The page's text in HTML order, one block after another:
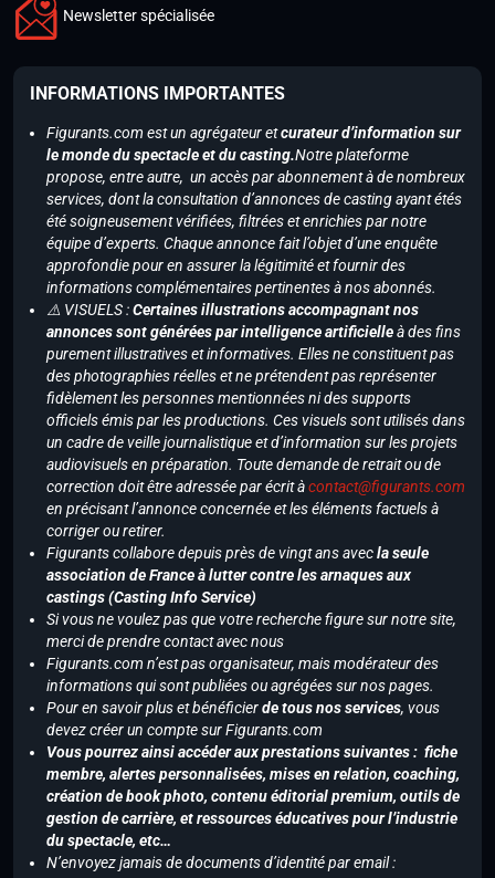
Newsletter spécialisée
INFORMATIONS IMPORTANTES
Figurants.com est un agrégateur etcurateur d’information sur
le monde du spectacle et du casting.Notre plateforme
propose, entre autre, un accès par abonnement à de nombreux
services, dont la consultation d’annonces de casting ayant étés
été soigneusement vérifiées, filtrées et enrichies par notre
équipe d’experts. Chaque annonce fait l’objet d’une enquête
approfondie pour en assurer la légitimité et fournir des
informations complémentaires pertinentes à nos abonnés.
⚠️ VISUELS :Certaines illustrations accompagnant nos
annonces sont générées par intelligence artificielleà des fins
purement illustratives et informatives. Elles ne constituent pas
des photographies réelles et ne prétendent pas représenter
fidèlement les personnes mentionnées ni des supports
officiels émis par les productions. Ces visuels sont utilisés dans
un cadre de veille journalistique et d’information sur les projets
audiovisuels en préparation. Toute demande de retrait ou de
correction doit être adressée par écrit àcontact@figurants.com
en précisant l’annonce concernée et les éléments factuels à
corriger ou retirer.
Figurants collabore depuis près de vingt ans avecla seule
association de France à lutter contre les arnaques aux
castings (Casting Info Service)
Si vous ne voulez pas que votre recherche figure sur notre site,
merci de prendre contact avec nous
Figurants.com n’est pas organisateur, mais modérateur des
informations qui sont publiées ou agrégées sur nos pages.
Pour en savoir plus et bénéficierde tous nos services, vous
devez créer un compte sur Figurants.com
Vous pourrez ainsi accéder aux prestations suivantes : fiche
membre, alertes personnalisées, mises en relation, coaching,
création de book photo, contenu éditorial premium, outils de
gestion de carrière, et ressources éducatives pour l’industrie
du spectacle, etc…
N’envoyez jamais de documents d’identité par email :